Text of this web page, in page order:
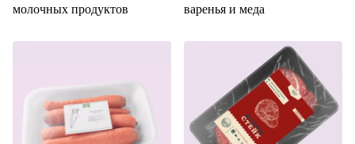
молочных продуктов
варенья и меда